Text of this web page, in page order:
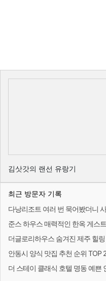
김삿갓의 랜선 유랑기
최근 방문자 기록
다낭리조트 여러 번 묵어봤더니
준스 하우스 매력적인 한옥 게스
더글로리하우스 숨겨진 제주 힐
안동시 양식 맛집 추천 순위 TOP
더 스테이 클래식 호텔 명동 예쁜